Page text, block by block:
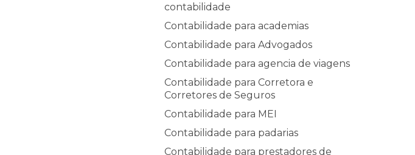
contabilidade
Contabilidade para academias
Contabilidade para Advogados
Contabilidade para agencia de viagens
Contabilidade para Corretora e
Corretores de Seguros
Contabilidade para MEI
Contabilidade para padarias
Contabilidade para prestadores de